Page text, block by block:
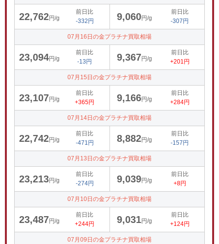
22,762円/g
前日比
-332円
9,060円/g
前日比
-307円
07月16日の金プラチナ買取相場
23,094円/g
前日比
-13円
9,367円/g
前日比
+201円
07月15日の金プラチナ買取相場
23,107円/g
前日比
+365円
9,166円/g
前日比
+284円
07月14日の金プラチナ買取相場
22,742円/g
前日比
-471円
8,882円/g
前日比
-157円
07月13日の金プラチナ買取相場
23,213円/g
前日比
-274円
9,039円/g
前日比
+8円
07月10日の金プラチナ買取相場
23,487円/g
前日比
+244円
9,031円/g
前日比
+124円
07月09日の金プラチナ買取相場